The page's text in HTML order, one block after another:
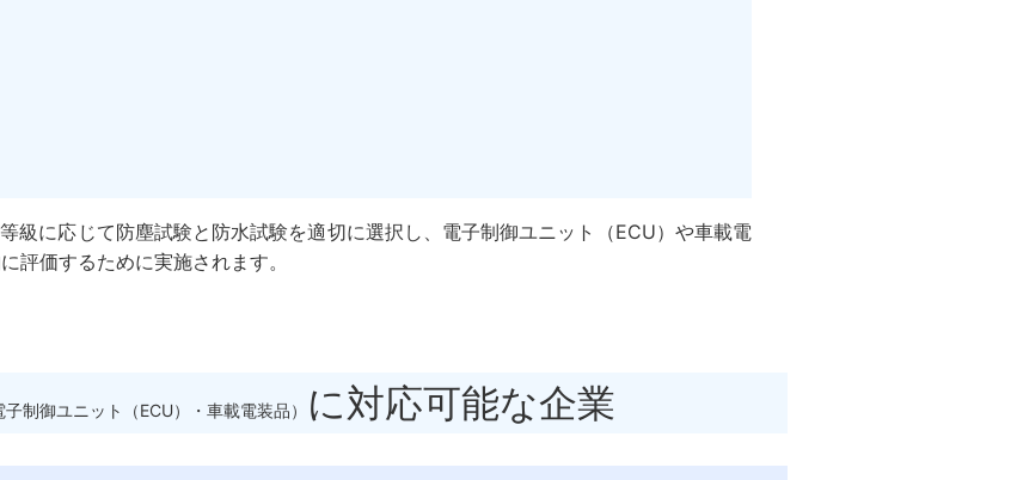
級に応じて防塵試験と防水試験を適切に選択し、電子制御ユニット（ECU）や車載電
評価するために実施されます。
子制御ユニット（ECU）・車載電装品） に対応可能な企業